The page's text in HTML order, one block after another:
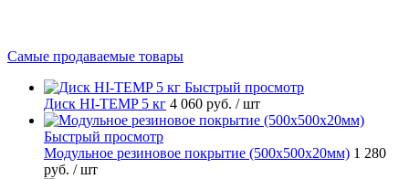
Самые продаваемые товары
Быстрый просмотр
Диск HI-TEMP 5 кг 4 060 руб. / шт
Быстрый просмотр
Модульное резиновое покрытие (500х500х20мм) 1 280
руб. / шт